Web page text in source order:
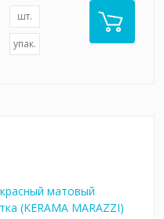
шт.
упак.